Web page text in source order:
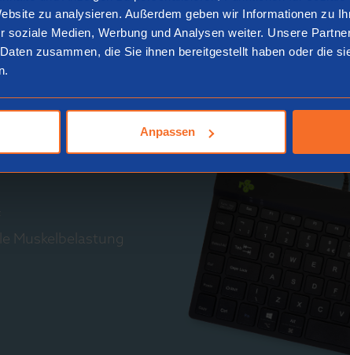
zu analysieren. Außerdem geben wir Informationen zu
soziale Medien, Werbung und Analysen weiter. Unsere
zusammen, die Sie ihnen bereitgestellt haben oder die
Anpassen
Muskelbelastung